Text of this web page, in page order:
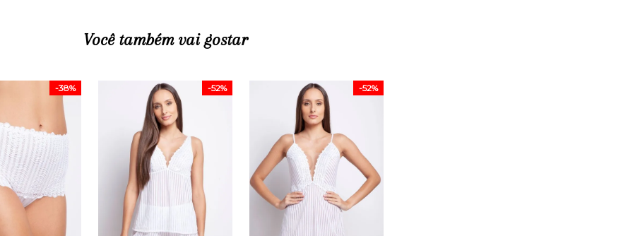
Você também vai gostar
-38% -52% -52%